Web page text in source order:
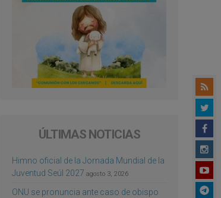
ÚLTIMAS NOTICIAS
Himno oficial de la Jornada Mundial de la
Juventud Seúl 2027 agosto 3, 2026
ONU se pronuncia ante caso de obispo